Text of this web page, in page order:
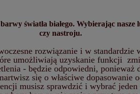
światła białego. Wybierając
czy nastroju.
rozwiązanie i w standardzie
umożliwiają uzyskanie funkcji
- będzie odpowiedni, ponieważ
się o właściwe dopasowanie
musisz sprawdzić i wybrać